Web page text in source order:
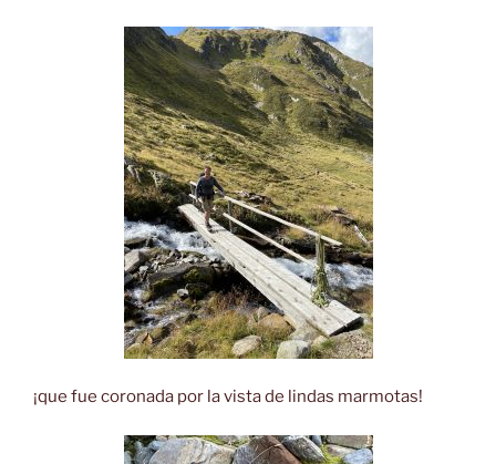
¡que fue coronada por la vista de lindas marmotas!